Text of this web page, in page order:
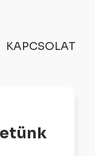
KAPCSOLAT